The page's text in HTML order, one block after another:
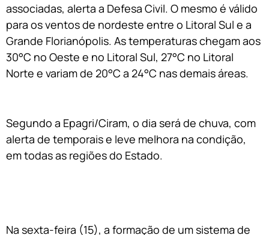
associadas, alerta a Defesa Civil. O mesmo é válido
para os ventos de nordeste entre o Litoral Sul e a
Grande Florianópolis. As temperaturas chegam aos
30°C no Oeste e no Litoral Sul, 27°C no Litoral
Norte e variam de 20°C a 24°C nas demais áreas.
Segundo a Epagri/Ciram, o dia será de chuva, com
alerta de temporais e leve melhora na condição,
em todas as regiões do Estado.
Na sexta-feira (15), a formação de um sistema de